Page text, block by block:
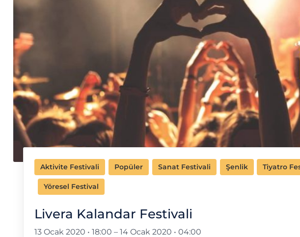
Aktivite Festivali Popüler Sanat Festivali Şenlik Tiyatro
Yöresel Festival
Livera Kalandar Festivali
13 Ocak 2020 • 18:00 –14 Ocak 2020 • 04:00